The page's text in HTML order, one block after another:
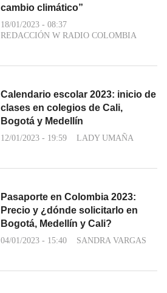
cambio climático”
18/01/2023 - 08:37
REDACCIÓN W RADIO COLOMBIA
Calendario escolar 2023: inicio de
clases en colegios de Cali,
Bogotá y Medellín
12/01/2023 - 19:59 LADY UMAÑA
Pasaporte en Colombia 2023:
Precio y ¿dónde solicitarlo en
Bogotá, Medellín y Cali?
04/01/2023 - 15:40 SANDRA VARGAS